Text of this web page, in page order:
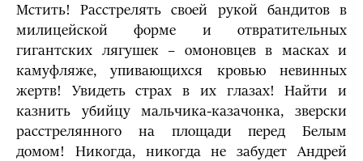
Мстить! Расстрелять своей рукой бандитов в
милицейской форме и отвратительных
гигантских лягушек – омоновцев в масках и
камуфляже, упивающихся кровью невинных
жертв! Увидеть страх в их глазах! Найти и
казнить убийцу мальчика-казачонка, зверски
расстрелянного на площади перед Белым
домом! Никогда, никогда не забудет Андрей